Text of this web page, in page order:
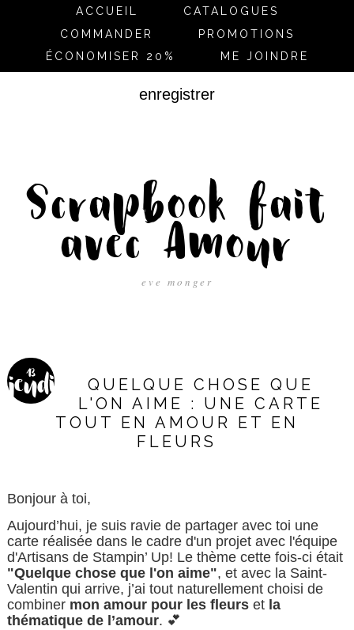
ACCUEIL
CATALOGUES
COMMANDER
PROMOTIONS
ÉCONOMISER 20%
ME JOINDRE
enregistrer
Scrapbook fait
avec Amour
eve monger
13
jeudi
QUELQUE CHOSE QUE
L'ON AIME : UNE CARTE
TOUT EN AMOUR ET EN
FLEURS
Bonjour à toi,
Aujourd’hui, je suis ravie de partager avec toi une
carte réalisée dans le cadre d'un projet avec l'équipe
d'Artisans de Stampin’ Up! Le thème cette fois-ci était
"Quelque chose que l'on aime", et avec la Saint-
Valentin qui arrive, j’ai tout naturellement choisi de
combiner mon amour pour les fleurset la
thématique de l’amour. 💕